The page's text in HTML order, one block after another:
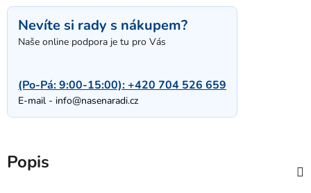
Nevíte si rady s nákupem?
Naše online podpora je tu pro Vás
(Po-Pá: 9:00-15:00):+420 704 526 659
E-mail - info@nasenaradi.cz
Popis